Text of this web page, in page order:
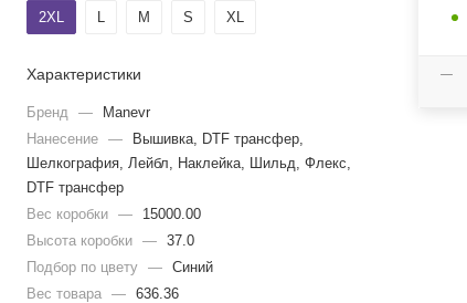
2XL L M S XL
Характеристики
Бренд —
Manevr
Нанесение
—
Вышивка, DTF трансфер,
Шелкография, Лейбл, Наклейка, Шильд, Флекс,
DTF трансфер
Вес коробки
—
15000.00
Высота коробки
—
37.0
Подбор по цвету
—
Синий
Вес товара
— 636.36